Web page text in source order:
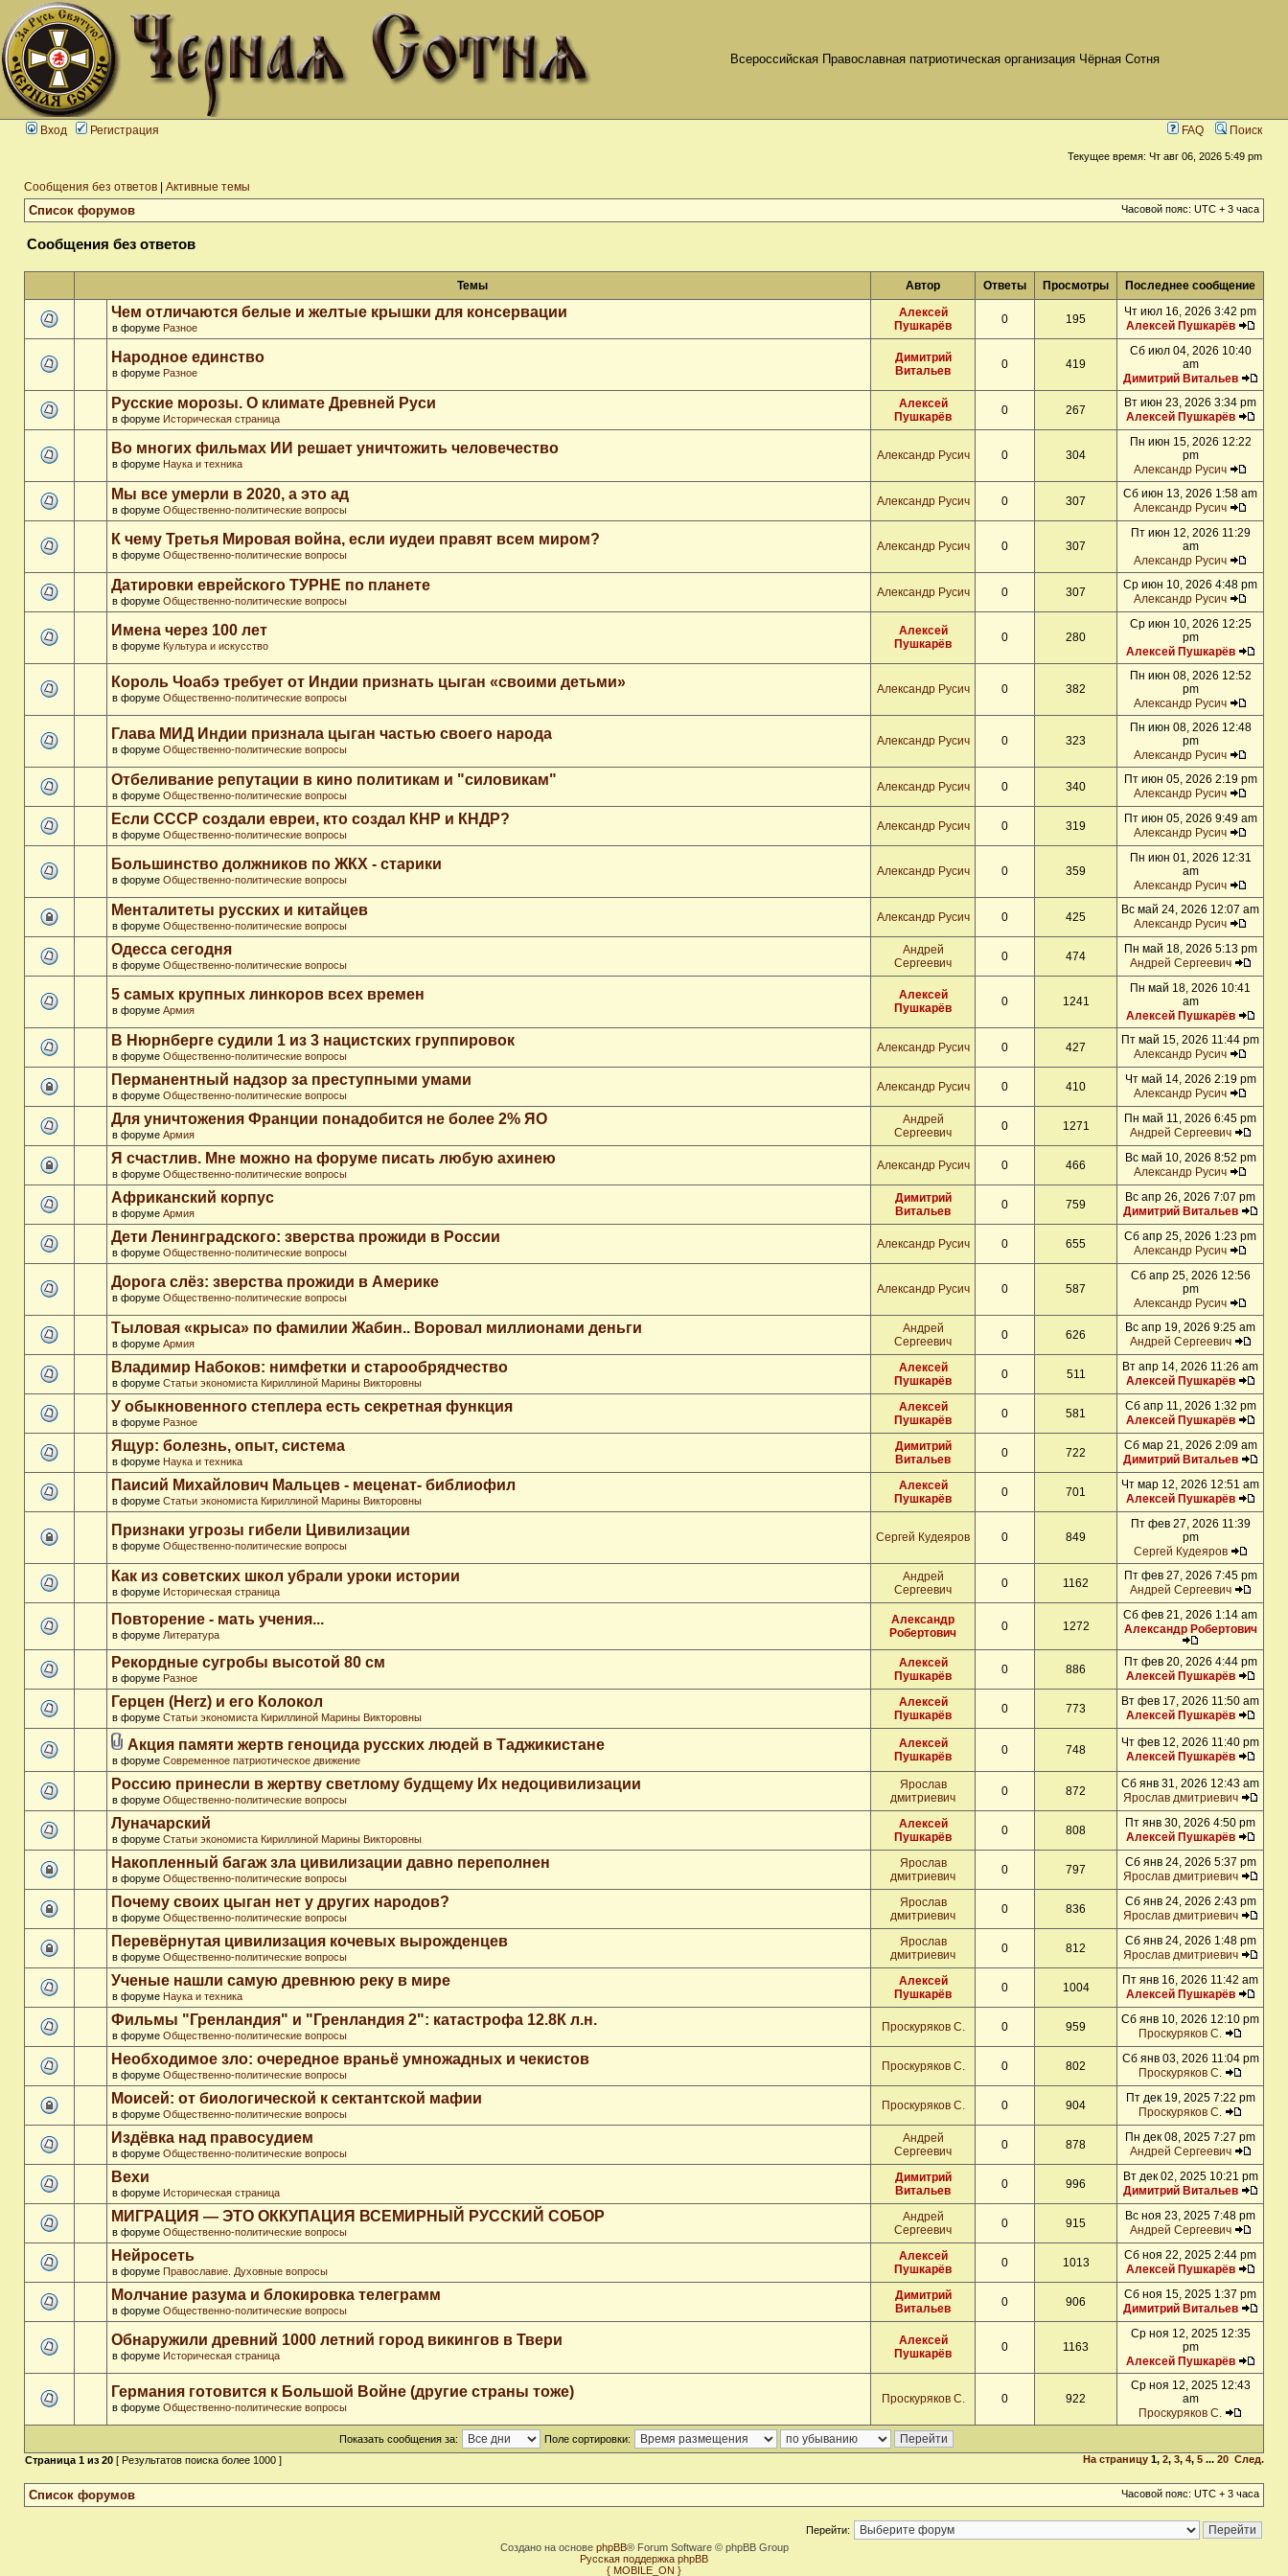
Всероссийская Православная патриотическая организация Чёрная Сотня
Вход Регистрация FAQ Поиск
Текущее время: Чт авг 06, 2026 5:49 pm
Сообщения без ответов Активные темы
Список форумов Часовой пояс: UTC + 3 часа
Сообщения без ответов
Темы Автор Ответы Просмотры Последнее сообщение
Чем отличаются белые и желтые крышки для консервации
в форуме Разное
Алексей
Пушкарёв
0 195
Чт июл 16, 2026 3:42 pm
Алексей Пушкарёв
Народное единство
в форуме Разное
Димитрий
Витальев
0 419
Сб июл 04, 2026 10:40
am
Димитрий Витальев
Русские морозы. О климате Древней Руси
в форуме Историческая страница
Алексей
Пушкарёв
0 267
Вт июн 23, 2026 3:34 pm
Алексей Пушкарёв
Во многих фильмах ИИ решает уничтожить человечество
в форуме Наука и техника
Александр Русич 0 304
Пн июн 15, 2026 12:22
pm
Александр Русич
Мы все умерли в 2020, а это ад
в форуме Общественно-политические вопросы
Александр Русич 0 307
Сб июн 13, 2026 1:58 am
Александр Русич
К чему Третья Мировая война, если иудеи правят всем миром?
в форуме Общественно-политические вопросы
Александр Русич 0 307
Пт июн 12, 2026 11:29
am
Александр Русич
Датировки еврейского ТУРНЕ по планете
в форуме Общественно-политические вопросы
Александр Русич 0 307
Ср июн 10, 2026 4:48 pm
Александр Русич
Имена через 100 лет
в форуме Культура и искусство
Алексей
Пушкарёв
0 280
Ср июн 10, 2026 12:25
pm
Алексей Пушкарёв
Король Чоабэ требует от Индии признать цыган «своими детьми»
в форуме Общественно-политические вопросы
Александр Русич 0 382
Пн июн 08, 2026 12:52
pm
Александр Русич
Глава МИД Индии признала цыган частью своего народа
в форуме Общественно-политические вопросы
Александр Русич 0 323
Пн июн 08, 2026 12:48
pm
Александр Русич
Отбеливание репутации в кино политикам и "силовикам"
в форуме Общественно-политические вопросы
Александр Русич 0 340
Пт июн 05, 2026 2:19 pm
Александр Русич
Если СССР создали евреи, кто создал КНР и КНДР?
в форуме Общественно-политические вопросы
Александр Русич 0 319
Пт июн 05, 2026 9:49 am
Александр Русич
Большинство должников по ЖКХ - старики
в форуме Общественно-политические вопросы
Александр Русич 0 359
Пн июн 01, 2026 12:31
am
Александр Русич
Менталитеты русских и китайцев
в форуме Общественно-политические вопросы
Александр Русич 0 425
Вс май 24, 2026 12:07 am
Александр Русич
Одесса сегодня
в форуме Общественно-политические вопросы
Андрей
Сергеевич
0 474
Пн май 18, 2026 5:13 pm
Андрей Сергеевич
5 самых крупных линкоров всех времен
в форуме Армия
Алексей
Пушкарёв
0 1241
Пн май 18, 2026 10:41
am
Алексей Пушкарёв
В Нюрнберге судили 1 из 3 нацистских группировок
в форуме Общественно-политические вопросы
Александр Русич 0 427
Пт май 15, 2026 11:44 pm
Александр Русич
Перманентный надзор за преступными умами
в форуме Общественно-политические вопросы
Александр Русич 0 410
Чт май 14, 2026 2:19 pm
Александр Русич
Для уничтожения Франции понадобится не более 2% ЯО
в форуме Армия
Андрей
Сергеевич
0 1271
Пн май 11, 2026 6:45 pm
Андрей Сергеевич
Я счастлив. Мне можно на форуме писать любую ахинею
в форуме Общественно-политические вопросы
Александр Русич 0 466
Вс май 10, 2026 8:52 pm
Александр Русич
Африканский корпус
в форуме Армия
Димитрий
Витальев
0 759
Вс апр 26, 2026 7:07 pm
Димитрий Витальев
Дети Ленинградского: зверства прожиди в России
в форуме Общественно-политические вопросы
Александр Русич 0 655
Сб апр 25, 2026 1:23 pm
Александр Русич
Дорога слёз: зверства прожиди в Америке
в форуме Общественно-политические вопросы
Александр Русич 0 587
Сб апр 25, 2026 12:56
pm
Александр Русич
Тыловая «крыса» по фамилии Жабин.. Воровал миллионами деньги
в форуме Армия
Андрей
Сергеевич
0 626
Вс апр 19, 2026 9:25 am
Андрей Сергеевич
Владимир Набоков: нимфетки и старообрядчество
в форуме Статьи экономиста Кириллиной Марины Викторовны
Алексей
Пушкарёв
0 511
Вт апр 14, 2026 11:26 am
Алексей Пушкарёв
У обыкновенного степлера есть секретная функция
в форуме Разное
Алексей
Пушкарёв
0 581
Сб апр 11, 2026 1:32 pm
Алексей Пушкарёв
Ящур: болезнь, опыт, система
в форуме Наука и техника
Димитрий
Витальев
0 722
Сб мар 21, 2026 2:09 am
Димитрий Витальев
Паисий Михайлович Мальцев - меценат- библиофил
в форуме Статьи экономиста Кириллиной Марины Викторовны
Алексей
Пушкарёв
0 701
Чт мар 12, 2026 12:51 am
Алексей Пушкарёв
Признаки угрозы гибели Цивилизации
в форуме Общественно-политические вопросы
Сергей Кудеяров 0 849
Пт фев 27, 2026 11:39
pm
Сергей Кудеяров
Как из советских школ убрали уроки истории
в форуме Историческая страница
Андрей
Сергеевич
0 1162
Пт фев 27, 2026 7:45 pm
Андрей Сергеевич
Повторение - мать учения...
в форуме Литература
Александр
Робертович
0 1272
Сб фев 21, 2026 1:14 am
Александр Робертович
Рекордные сугробы высотой 80 см
в форуме Разное
Алексей
Пушкарёв
0 886
Пт фев 20, 2026 4:44 pm
Алексей Пушкарёв
Герцен (Herz) и его Колокол
в форуме Статьи экономиста Кириллиной Марины Викторовны
Алексей
Пушкарёв
0 773
Вт фев 17, 2026 11:50 am
Алексей Пушкарёв
Акция памяти жертв геноцида русских людей в Таджикистане
в форуме Современное патриотическое движение
Алексей
Пушкарёв
0 748
Чт фев 12, 2026 11:40 pm
Алексей Пушкарёв
Россию принесли в жертву светлому будщему Их недоцивилизации
в форуме Общественно-политические вопросы
Ярослав
дмитриевич
0 872
Сб янв 31, 2026 12:43 am
Ярослав дмитриевич
Луначарский
в форуме Статьи экономиста Кириллиной Марины Викторовны
Алексей
Пушкарёв
0 808
Пт янв 30, 2026 4:50 pm
Алексей Пушкарёв
Накопленный багаж зла цивилизации давно переполнен
в форуме Общественно-политические вопросы
Ярослав
дмитриевич
0 797
Сб янв 24, 2026 5:37 pm
Ярослав дмитриевич
Почему своих цыган нет у других народов?
в форуме Общественно-политические вопросы
Ярослав
дмитриевич
0 836
Сб янв 24, 2026 2:43 pm
Ярослав дмитриевич
Перевёрнутая цивилизация кочевых вырожденцев
в форуме Общественно-политические вопросы
Ярослав
дмитриевич
0 812
Сб янв 24, 2026 1:48 pm
Ярослав дмитриевич
Ученые нашли самую древнюю реку в мире
в форуме Наука и техника
Алексей
Пушкарёв
0 1004
Пт янв 16, 2026 11:42 am
Алексей Пушкарёв
Фильмы "Гренландия" и "Гренландия 2": катастрофа 12.8К л.н.
в форуме Общественно-политические вопросы
Проскуряков С. 0 959
Сб янв 10, 2026 12:10 pm
Проскуряков С.
Необходимое зло: очередное враньё умножадных и чекистов
в форуме Общественно-политические вопросы
Проскуряков С. 0 802
Сб янв 03, 2026 11:04 pm
Проскуряков С.
Моисей: от биологической к сектантской мафии
в форуме Общественно-политические вопросы
Проскуряков С. 0 904
Пт дек 19, 2025 7:22 pm
Проскуряков С.
Издёвка над правосудием
в форуме Общественно-политические вопросы
Андрей
Сергеевич
0 878
Пн дек 08, 2025 7:27 pm
Андрей Сергеевич
Вехи
в форуме Историческая страница
Димитрий
Витальев
0 996
Вт дек 02, 2025 10:21 pm
Димитрий Витальев
МИГРАЦИЯ — ЭТО ОККУПАЦИЯ ВСЕМИРНЫЙ РУССКИЙ СОБОР
в форуме Общественно-политические вопросы
Андрей
Сергеевич
0 915
Вс ноя 23, 2025 7:48 pm
Андрей Сергеевич
Нейросеть
в форуме Православие. Духовные вопросы
Алексей
Пушкарёв
0 1013
Сб ноя 22, 2025 2:44 pm
Алексей Пушкарёв
Молчание разума и блокировка телеграмм
в форуме Общественно-политические вопросы
Димитрий
Витальев
0 906
Сб ноя 15, 2025 1:37 pm
Димитрий Витальев
Обнаружили древний 1000 летний город викингов в Твери
в форуме Историческая страница
Алексей
Пушкарёв
0 1163
Ср ноя 12, 2025 12:35
pm
Алексей Пушкарёв
Германия готовится к Большой Войне (другие страны тоже)
в форуме Общественно-политические вопросы
Проскуряков С. 0 922
Ср ноя 12, 2025 12:43
am
Проскуряков С.
Показать сообщения за:
Поле сортировки:
Страница 1 из 20 [ Результатов поиска более 1000 ] На страницу 1, 2, 3, 4, 5 ... 20 След.
Список форумов Часовой пояс: UTC + 3 часа
Перейти:
Создано на основе phpBB® Forum Software © phpBB Group
Русская поддержка phpBB
{ MOBILE_ON }